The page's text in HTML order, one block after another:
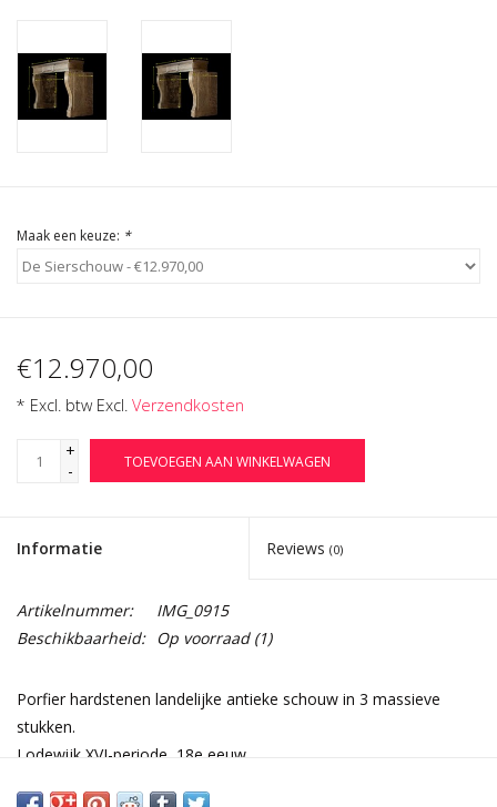
Maak een keuze: *
€12.970,00
* Excl. btw Excl. Verzendkosten
+
-
TOEVOEGEN AAN WINKELWAGEN
Informatie Reviews (0)
Artikelnummer:
IMG_0915
Beschikbaarheid: Op voorraad(1)
Porfier hardstenen landelijke antieke schouw in 3 massieve
stukken.
Lodewijk XVI-periode, 18e eeuw.